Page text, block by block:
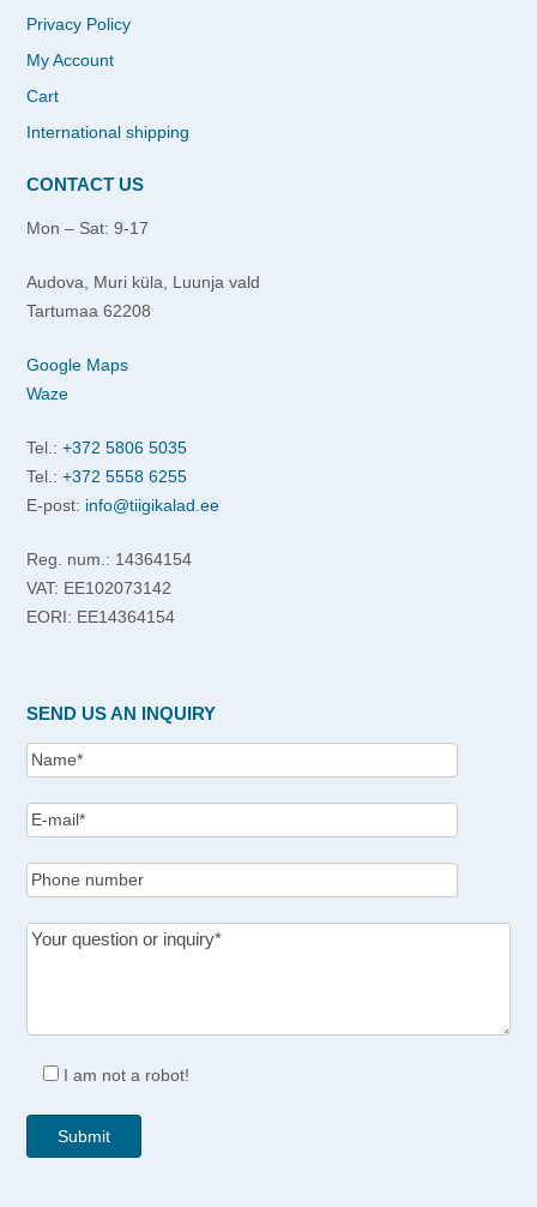
Privacy Policy
My Account
Cart
International shipping
CONTACT US
Mon – Sat: 9-17
Audova, Muri küla, Luunja vald
Tartumaa 62208
Google Maps
Waze
Tel.: +372 5806 5035
Tel.: +372 5558 6255
E-post: info@tiigikalad.ee
Reg. num.: 14364154
VAT: EE102073142
EORI: EE14364154
SEND US AN INQUIRY
I am not a robot!